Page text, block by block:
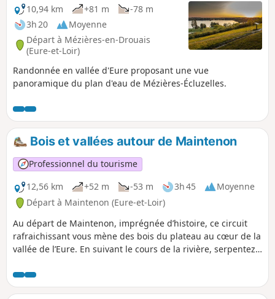
10,94 km
+81 m
-78 m
3h 20
Moyenne
Départ à Mézières-en-Drouais
(Eure-et-Loir)
Randonnée en vallée d'Eure proposant une vue
panoramique du plan d'eau de Mézières-Écluzelles.
Bois et vallées autour de Maintenon
Professionnel du tourisme
12,56 km
+52 m -53 m 3h 45
Moyenne
Départ à Maintenon (Eure-et-Loir)
Au départ de Maintenon, imprégnée d’histoire, ce circuit
rafraichissant vous mène des bois du plateau au cœur de la
vallée de l’Eure. En suivant le cours de la rivière, serpentez
attend, peut-être, un groupe d’oies bernache ou un cygne.